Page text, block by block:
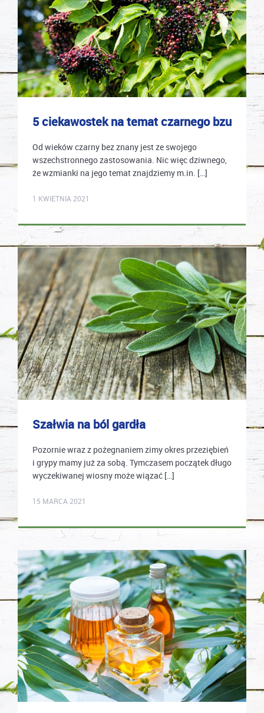
5 ciekawostek na temat czarnego bzu
Od wieków czarny bez znany jest ze swojego
wszechstronnego zastosowania. Nic więc dziwnego,
że wzmianki na jego temat znajdziemy m.in. […]
1 KWIETNIA 2021
Szałwia na ból gardła
Pozornie wraz z pożegnaniem zimy okres przeziębień
i grypy mamy już za sobą. Tymczasem początek długo
wyczekiwanej wiosny może wiązać […]
15 MARCA 2021